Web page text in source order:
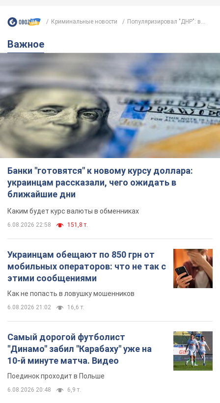
Банки "готовятся" к новому курсу доллара:
украинцам рассказали, чего ожидать в
ближайшие дни
Каким будет курс валюты в обменниках
6.08.2026 22:58 151,8 т.
Украинцам обещают по 850 грн от
мобильных операторов: что не так с
этими сообщениями
Как не попасть в ловушку мошенников
6.08.2026 21:02 16,6 т.
Самый дорогой футболист
"Динамо" забил "Карабаху" уже на
10-й минуте матча. Видео
Поединок проходит в Польше
6.08.2026 20:48 6,9 т.